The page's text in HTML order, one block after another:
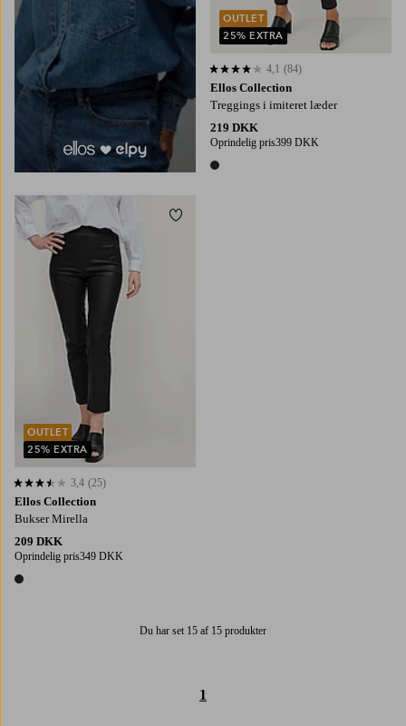
Ellos Collection
Treggings i imiteret læder
219 DKK
Oprindelig pris399 DKK
1 farve
4,1 baseret på 84 bedømmelser
4,1 (84)
OUTLET
25% EXTRA
Ellos Collection
Bukser Mirella
209 DKK
Oprindelig pris349 DKK
1 farve
3,4 baseret på 25 bedømmelser
3,4 (25)
OUTLET
25% EXTRA
Tilføj til favoritter
Du har set 15 af 15 produkter
1